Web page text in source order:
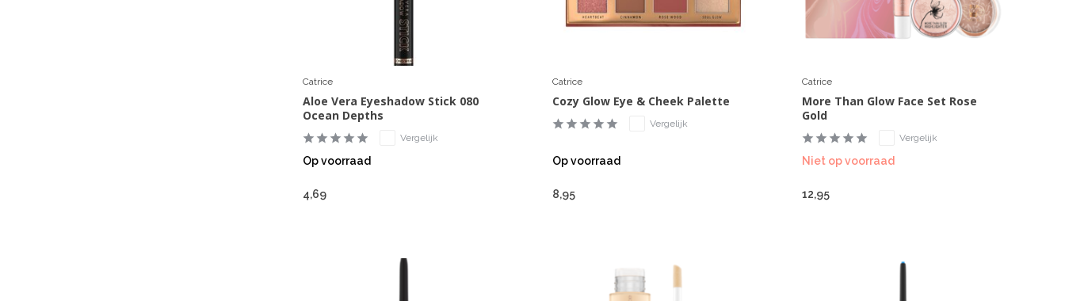
Catrice
Aloe Vera Eyeshadow Stick 080
Ocean Depths
Vergelijk
Op voorraad
4,69
Catrice
Cozy Glow Eye & Cheek Palette
Vergelijk
Op voorraad
8,95
Catrice
More Than Glow Face Set Rose
Gold
Vergelijk
Niet op voorraad
12,95